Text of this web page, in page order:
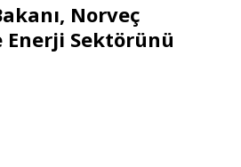
Norveç
Sektörünü